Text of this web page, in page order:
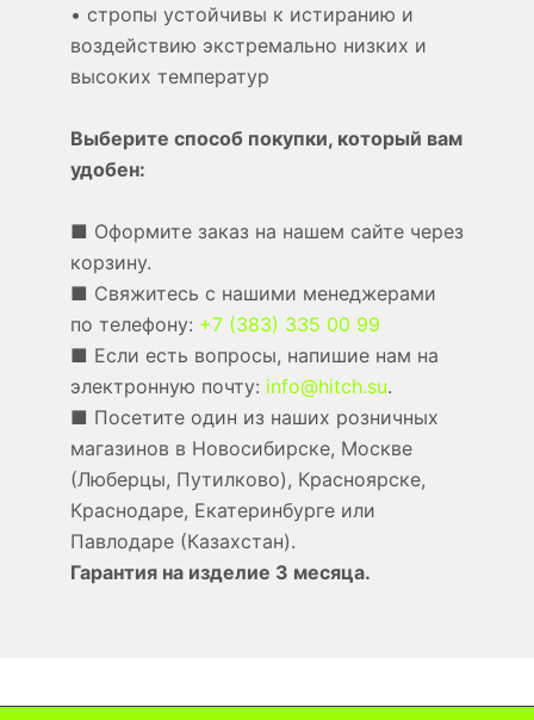
• стропы устойчивы к истиранию и
воздействию экстремально низких и
высоких температур
Выберите способ покупки, который вам
удобен:
■ Оформите заказ на нашем сайте через
корзину.
■ Свяжитесь с нашими менеджерами
по телефону: +7 (383) 335 00 99
■ Если есть вопросы, напишие нам на
электронную почту: info@hitch.su.
■ Посетите один из наших розничных
магазинов в Новосибирске, Москве
(Люберцы, Путилково), Красноярске,
Краснодаре, Екатеринбурге или
Павлодаре (Казахстан).
Гарантия на изделие 3 месяца.